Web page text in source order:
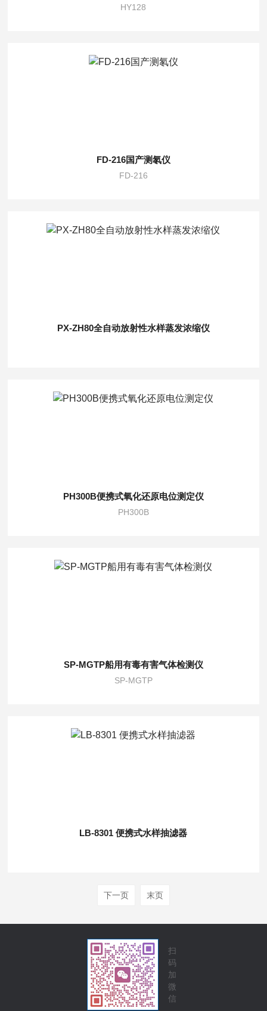
HY128
FD-216国产测氡仪
FD-216
PX-ZH80全自动放射性水样蒸发浓缩仪
PH300B便携式氧化还原电位测定仪
PH300B
SP-MGTP船用有毒有害气体检测仪
SP-MGTP
LB-8301 便携式水样抽滤器
下一页 末页
扫
码
加
微
信